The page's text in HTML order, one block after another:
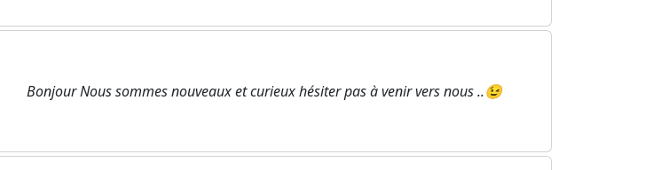
Bonjour Nous sommes nouveaux et curieux hésiter pas à venir vers nous ..😉